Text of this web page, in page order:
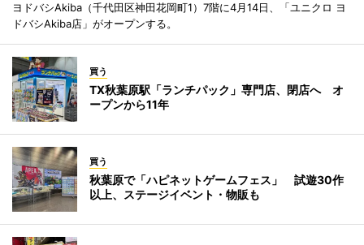
ヨドバシAkiba（千代田区神田花岡町1）7階に4月14日、「ユニクロ ヨ
ドバシAkiba店」がオープンする。
買う
TX秋葉原駅「ランチパック」専門店、閉店へ オ
ープンから11年
買う
秋葉原で「ハピネットゲームフェス」 試遊30作
以上、ステージイベント・物販も